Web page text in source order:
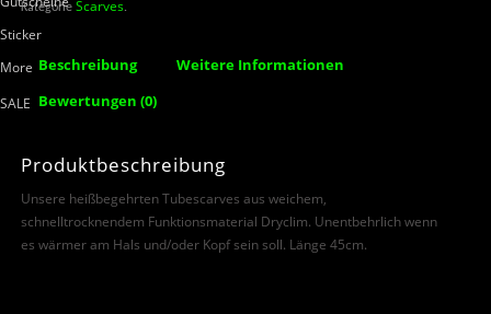
Sticker
More
SALE
Kategorie Scarves.
Beschreibung
Weitere Informationen
Bewertungen (0)
Produktbeschreibung
Unsere heißbegehrten Tubescarves aus weichem,
schnelltrocknendem Funktionsmaterial Dryclim. Unentbehrlich wenn
es wärmer am Hals und/oder Kopf sein soll. Länge 45cm.